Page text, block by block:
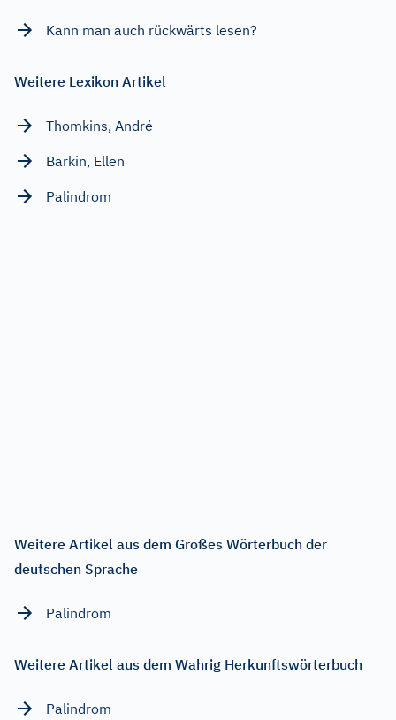
Kann man auch rückwärts lesen?
Weitere Lexikon Artikel
Thomkins, André
Barkin, Ellen
Palindrom
Weitere Artikel aus dem Großes Wörterbuch der
deutschen Sprache
Palindrom
Weitere Artikel aus dem Wahrig Herkunftswörterbuch
Palindrom